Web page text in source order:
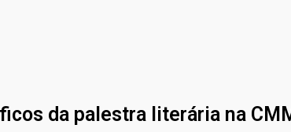
da palestra literária na